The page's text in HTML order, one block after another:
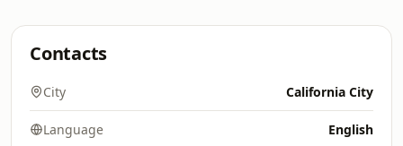
Contacts
City California City
Language English